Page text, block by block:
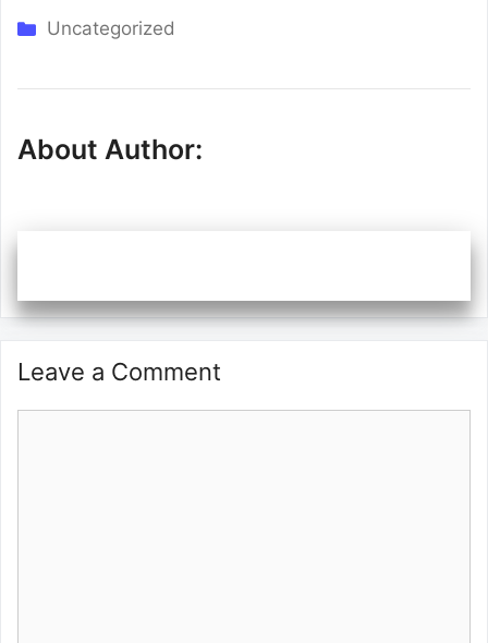
Categories
Uncategorized
About Author:
Leave a Comment